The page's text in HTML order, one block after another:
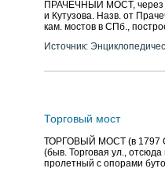
ПРАЧЕЧНЫЙ МОСТ, через
и Кутузова. Назв. от
кам. мостов в СПб.,
Источник:
Торговый мост
ТОРГОВЫЙ МОСТ (в 1797
(быв. Торговая ул.,
пролетный с опорами